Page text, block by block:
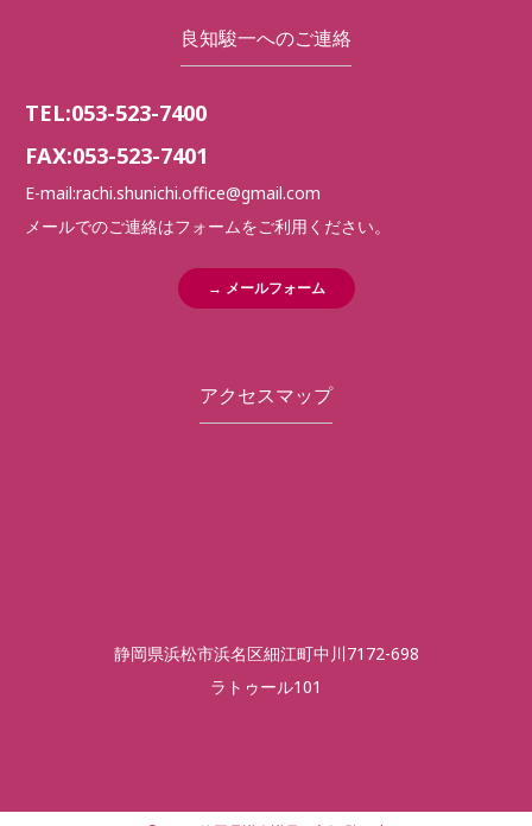
良知駿一へのご連絡
TEL:053-523-7400
FAX:053-523-7401
E-mail:rachi.shunichi.office@gmail.com
メールでのご連絡はフォームをご利用ください。
→ メールフォーム
アクセスマップ
静岡県浜松市浜名区細江町中川7172-698
ラトゥール101